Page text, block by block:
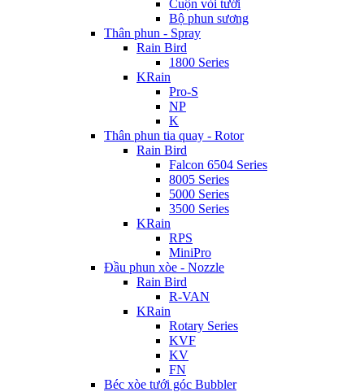
Cuộn vòi tưới
Bộ phun sương
Thân phun - Spray
Rain Bird
1800 Series
KRain
Pro-S
NP
K
Thân phun tia quay - Rotor
Rain Bird
Falcon 6504 Series
8005 Series
5000 Series
3500 Series
KRain
RPS
MiniPro
Đầu phun xòe - Nozzle
Rain Bird
R-VAN
KRain
Rotary Series
KVF
KV
FN
Béc xòe tưới góc Bubbler